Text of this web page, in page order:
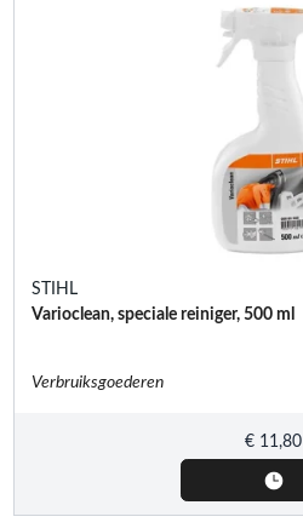
STIHL
Varioclean, speciale reiniger, 500 ml
Verbruiksgoederen
€ 11,80